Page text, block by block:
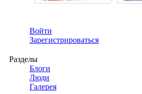
Войти
Зарегистрироваться
Разделы
Блоги
Люди
Галерея